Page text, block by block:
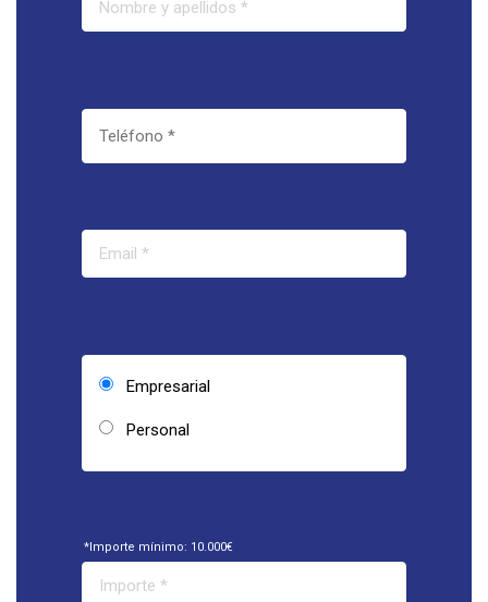
Empresarial
Personal
*Importe mínimo: 10.000€